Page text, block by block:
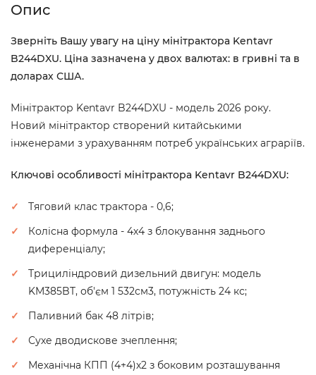
Опис
Зверніть Вашу увагу на ціну мінітрактора Kentavr
B244DXU. Ціна зазначена у двох валютах: в гривні та в
доларах США.
Мінітрактор Kentavr B244DXU - модель 2026 року.
Новий мінітрактор створений китайськими
інженерами з урахуванням потреб українських аграріїв.
Ключові особливості мінітрактора Kentavr B244DXU:
Тяговий клас трактора - 0,6;
Колісна формула - 4х4 з блокування заднього
диференціалу;
Трициліндровий дизельний двигун: модель
KM385BT, об'єм 1 532см3, потужність 24 кс;
Паливний бак 48 літрів;
Сухе дводискове зчеплення;
Механічна КПП (4+4)х2 з боковим розташування